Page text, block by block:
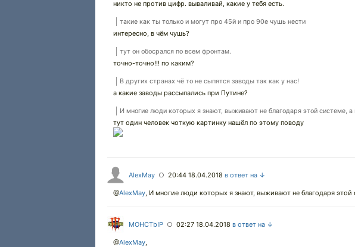
никто не против цифр. вываливай, какие у тебя есть.
такие как ты только и могут про 45й и про 90е чушь нести
интересно, в чём чушь?
тут он обосрался по всем фронтам.
точно-точно!!! по каким?
В других странах чё то не сыпятся заводы так как у нас!
а какие заводы рассыпались при Путине?
И многие люди которых я знают, выживают не благодаря этой системе, а
тут один человек чоткую картинку нашёл по этому поводу
AlexMay ○ 20:44 18.04.2018 в ответ на ↓
@AlexMay, И многие люди которых я знают, выживают не благодаря этой
MOHCTbIP ○ 02:27 18.04.2018 в ответ на ↓
@AlexMay,